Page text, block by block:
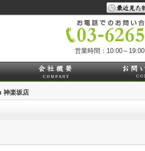
営業時間：10:00～19:00
神楽坂店